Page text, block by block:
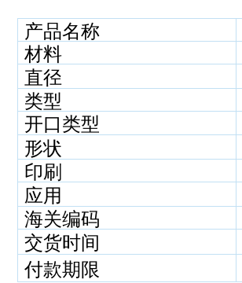
产品名称
材料
直径
类型
开口类型
形状
印刷
应用
海关编码
交货时间
付款期限